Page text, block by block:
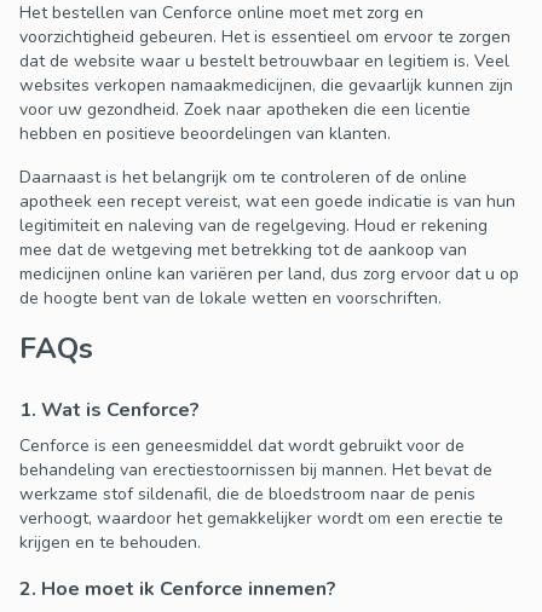
Het bestellen van Cenforce online moet met zorg en
voorzichtigheid gebeuren. Het is essentieel om ervoor te zorgen
dat de website waar u bestelt betrouwbaar en legitiem is. Veel
websites verkopen namaakmedicijnen, die gevaarlijk kunnen zijn
voor uw gezondheid. Zoek naar apotheken die een licentie
hebben en positieve beoordelingen van klanten.
Daarnaast is het belangrijk om te controleren of de online
apotheek een recept vereist, wat een goede indicatie is van hun
legitimiteit en naleving van de regelgeving. Houd er rekening
mee dat de wetgeving met betrekking tot de aankoop van
medicijnen online kan variëren per land, dus zorg ervoor dat u op
de hoogte bent van de lokale wetten en voorschriften.
FAQs
1. Wat is Cenforce?
Cenforce is een geneesmiddel dat wordt gebruikt voor de
behandeling van erectiestoornissen bij mannen. Het bevat de
werkzame stof sildenafil, die de bloedstroom naar de penis
verhoogt, waardoor het gemakkelijker wordt om een erectie te
krijgen en te behouden.
2. Hoe moet ik Cenforce innemen?